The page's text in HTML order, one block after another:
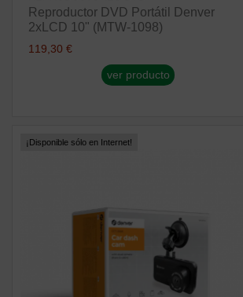
Reproductor DVD Portátil Denver
2xLCD 10" (MTW-1098)
119,30 €
ver producto
¡Disponible sólo en Internet!